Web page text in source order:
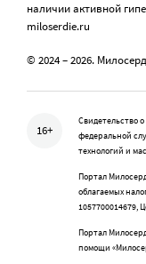
наличии активной
miloserdie.ru
© 2024 – 2026.
16+
Свидетельство
федеральной
технологий и
Портал
облагаемых
1057700014679,
Портал
помощи